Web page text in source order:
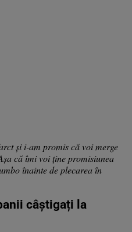
și i-am promis că voi merge
că îmi voi ține promisiunea
înainte de plecarea în
câștigați la